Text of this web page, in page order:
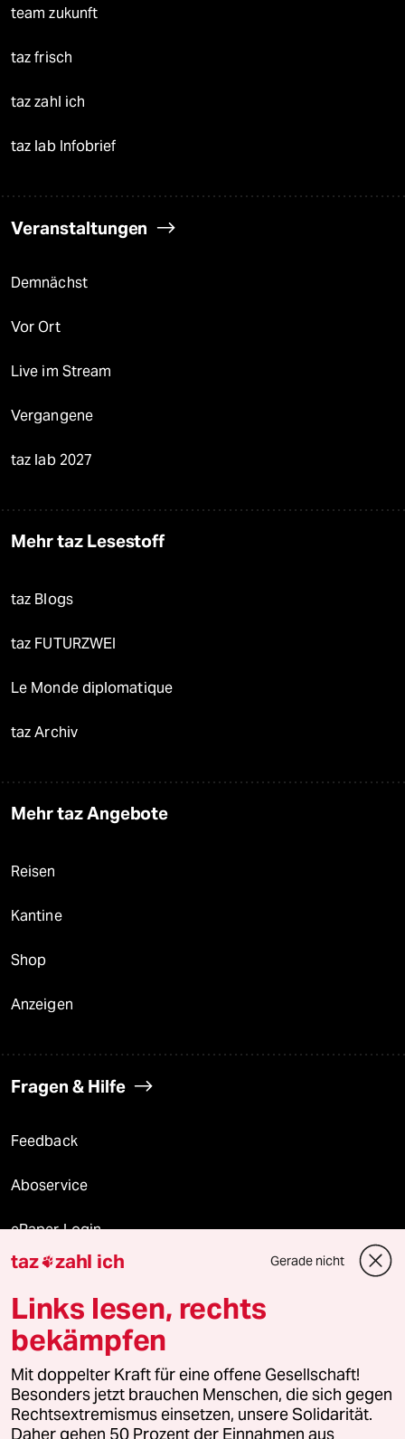
team zukunft
taz frisch
taz zahl ich
taz lab Infobrief
Veranstaltungen
Demnächst
Vor Ort
Live im Stream
Vergangene
taz lab 2027
Mehr taz Lesestoff
taz Blogs
taz FUTURZWEI
Le Monde diplomatique
taz Archiv
Mehr taz Angebote
Reisen
Kantine
Shop
Anzeigen
Fragen & Hilfe
Feedback
Aboservice
ePaper Login
Downloads für Abonnierende
© 2026 taz Verlags und Vertriebs GmbH
Alle Rechte vorbehalten. Bei rechtlichen Fragen oder für Genehmigungen
wenden Sie sich bitte an
lizenzen@taz.de
taz zahl ich Gerade nicht
Links lesen, rechts
bekämpfen
Mit doppelter Kraft für eine offene Gesellschaft!
Besonders jetzt brauchen Menschen, die sich gegen
Rechtsextremismus einsetzen, unsere Solidarität.
Daher gehen 50 Prozent der Einnahmen aus